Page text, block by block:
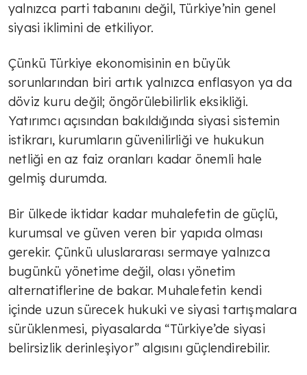
yalnızca parti tabanını değil, Türkiye’nin genel
siyasi iklimini de etkiliyor.
Çünkü Türkiye ekonomisinin en büyük
sorunlarından biri artık yalnızca enflasyon ya da
döviz kuru değil; öngörülebilirlik eksikliği.
Yatırımcı açısından bakıldığında siyasi sistemin
istikrarı, kurumların güvenilirliği ve hukukun
netliği en az faiz oranları kadar önemli hale
gelmiş durumda.
Bir ülkede iktidar kadar muhalefetin de güçlü,
kurumsal ve güven veren bir yapıda olması
gerekir. Çünkü uluslararası sermaye yalnızca
bugünkü yönetime değil, olası yönetim
alternatiflerine de bakar. Muhalefetin kendi
içinde uzun sürecek hukuki ve siyasi tartışmalara
sürüklenmesi, piyasalarda “Türkiye’de siyasi
belirsizlik derinleşiyor” algısını güçlendirebilir.
TÜLİN YALMAN
TÜLİN YALMAN
Markalaşmak
TÜLİN YALMAN
Yeni ekonomik yol